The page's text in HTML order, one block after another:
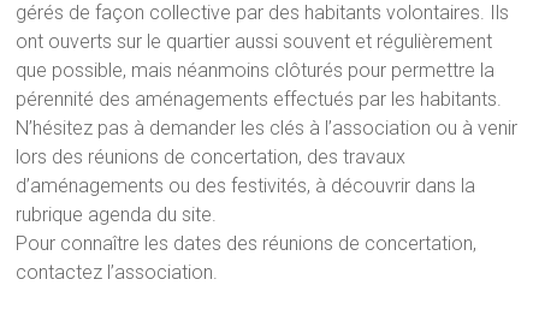
gérés de façon collective par des habitants volontaires. Ils
ont ouverts sur le quartier aussi souvent et régulièrement
que possible, mais néanmoins clôturés pour permettre la
pérennité des aménagements effectués par les habitants.
N’hésitez pas à demander les clés à l’association ou à venir
lors des réunions de concertation, des travaux
d’aménagements ou des festivités, à découvrir dans la
rubrique agenda du site.
Pour connaître les dates des réunions de concertation,
contactez l’association.